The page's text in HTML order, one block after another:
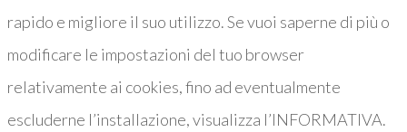
rapido e migliore il suo utilizzo. Se vuoi saperne di più o
modificare le impostazioni del tuo browser
relativamente ai cookies, fino ad eventualmente
escluderne l’installazione, visualizza l’INFORMATIVA.